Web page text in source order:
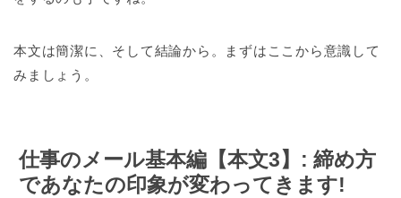
本文は簡潔に、そして結論から。まずはここから意識して
みましょう。
仕事のメール基本編【本文3】: 締め方
であなたの印象が変わってきます!